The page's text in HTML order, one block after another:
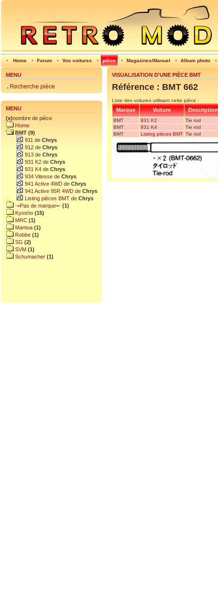
• Home • Forum • Vos voitures • pièce • Magazines/Manuel • Album photo •
MENU
. Recherche pièce
MENU
(x)nombre de pièce
Home
BMT (9)
911 de Chrys
912 de Chrys
913 de Chrys
931 K2 de Chrys
931 K4 de Chrys
934 Vitesse de Chrys
941 Active 4WD de Chrys
941 Active 95R 4WD de Chrys
Listing pièces BMT de Chrys
-=Pas de marque=- (1)
Kyosho (15)
MRC (1)
Mantua (1)
Robbe (1)
SG (2)
SVM (1)
Schumacher (1)
VISUALISATION D'UNE PIÈCE BMT
Référence : BMT 662
Liste des voitures utilisant cette pièce :
Marque Voiture
BMT 931 K2
Tie rod
BMT
931 K4
Tie rod
BMT
Listing pièces BMT Tie rod